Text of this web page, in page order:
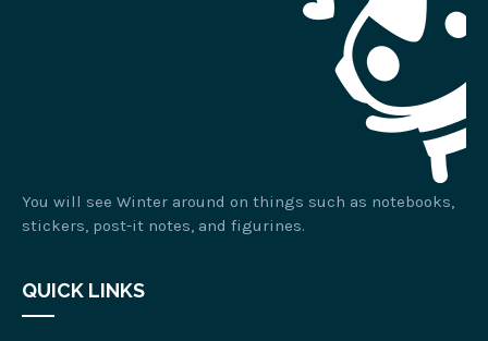
You will see Winter around on things such as notebooks,
stickers, post-it notes, and figurines.
QUICK LINKS